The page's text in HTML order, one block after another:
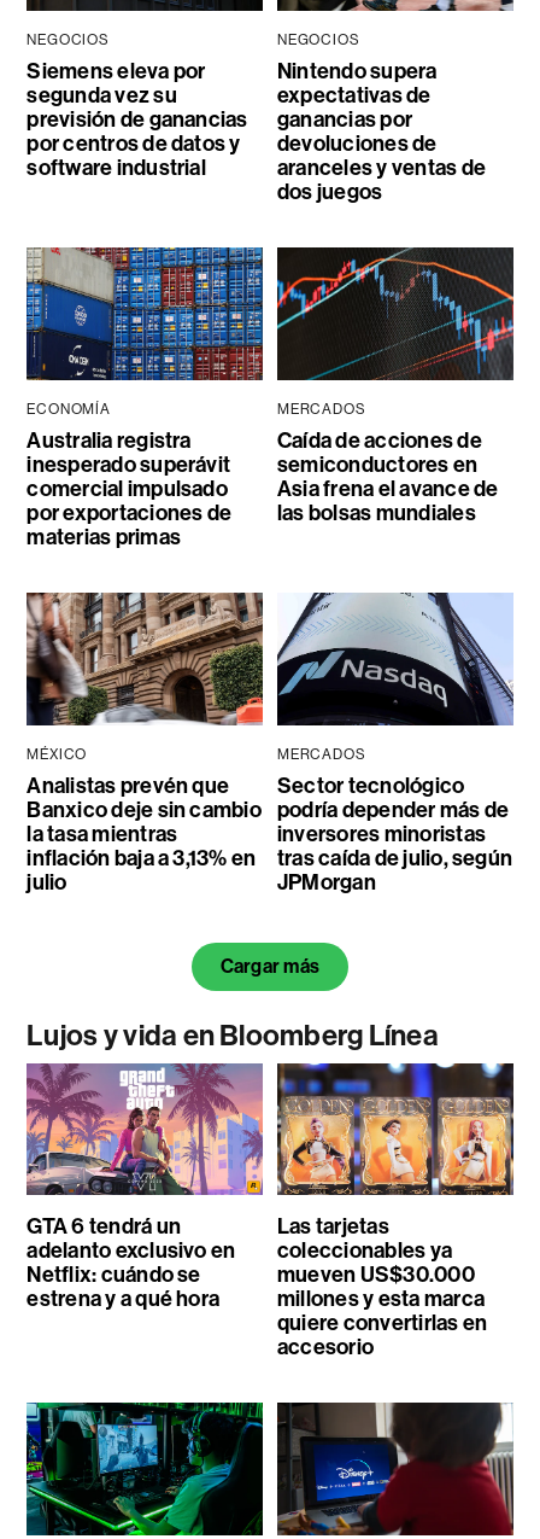
NEGOCIOS
Siemens eleva por
segunda vez su
previsión de ganancias
por centros de datos y
software industrial
NEGOCIOS
Nintendo supera
expectativas de
ganancias por
devoluciones de
aranceles y ventas de
dos juegos
ECONOMÍA
Australia registra
inesperado superávit
comercial impulsado
por exportaciones de
materias primas
MERCADOS
Caída de acciones de
semiconductores en
Asia frena el avance de
las bolsas mundiales
MÉXICO
Analistas prevén que
Banxico deje sin cambio
la tasa mientras
inflación baja a 3,13% en
julio
MERCADOS
Sector tecnológico
podría depender más de
inversores minoristas
tras caída de julio, según
JPMorgan
Cargar más
Lujos y vida en Bloomberg Línea
GTA 6 tendrá un
adelanto exclusivo en
Netflix: cuándo se
estrena y a qué hora
Las tarjetas
coleccionables ya
mueven US$30.000
millones y esta marca
quiere convertirlas en
accesorio